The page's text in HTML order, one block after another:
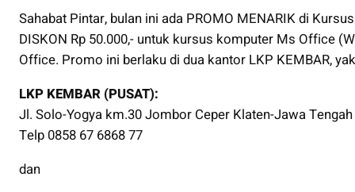
Sahabat Pintar, bulan ini ada PROMO MENARIK di
DISKON Rp 50.000,- untuk kursus komputer Ms Office
Office. Promo ini berlaku di dua kantor LKP KEMBAR,
LKP KEMBAR (PUSAT):
Jl. Solo-Yogya km.30 Jombor Ceper Klaten-Jawa
Telp 0858 67 6868 77
dan